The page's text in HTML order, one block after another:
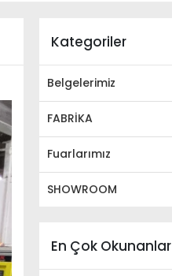
Kategoriler
Belgelerimiz
FABRİKA
Fuarlarımız
SHOWROOM
En Çok Okunanlar